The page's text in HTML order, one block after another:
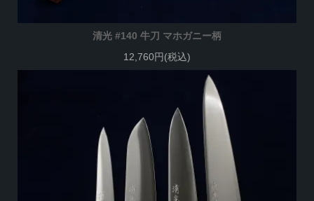
清光 #140 牛刀 マホガニー柄
12,760円(税込)